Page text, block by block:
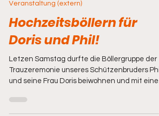
Michael Loose
16. Juni
Veranstaltung (extern)
Hochzeitsböllern für
Doris und Phil!
Trauzeremonie unseres Schützenbruders Phil